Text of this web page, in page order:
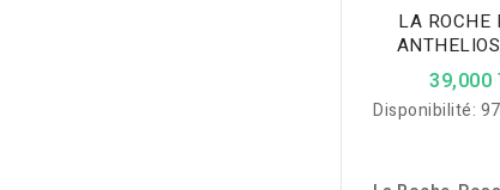
LA ROCHE
HYDRATANTE
THERMALE
39,000
Disponibilité: